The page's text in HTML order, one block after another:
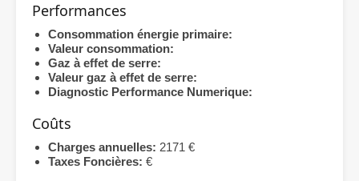
Performances
Consommation énergie primaire:
Valeur consommation:
Gaz à effet de serre:
Valeur gaz à effet de serre:
Diagnostic Performance Numerique:
Coûts
Charges annuelles: 2171 €
Taxes Foncières: €